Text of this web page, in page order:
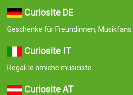
Curiosite DE
Geschenke für Freundinnen, Musikfans
Curiosite IT
Regali le amiche musiciste
Curiosite AT